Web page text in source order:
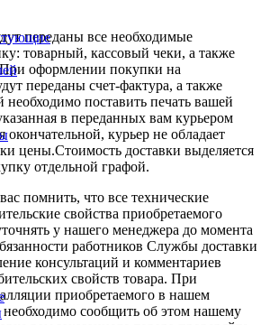
переданы все необходимые
товарный, кассовый чеки, а также
оформлении покупки на
переданы счет-фактура, а также
необходимо поставить печать вашей
в переданных вам курьером
окончательной, курьер не обладает
цены.Стоимость доставки выделяется
отдельной графой.
помнить, что все технические
свойства приобретаемого
у нашего менеджера до момента
работников Службы доставки
консультаций и комментариев
свойств товара. При
приобретаемого в нашем
необходимо сообщить об этом нашему